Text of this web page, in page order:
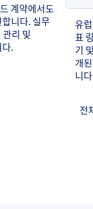
계약에서도
니다. 실무
리 및
.
유
표
기
개
니
전